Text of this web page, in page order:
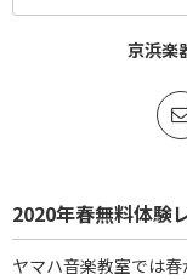
京浜楽
2020年春無料体験
ヤマハ音楽教室では春